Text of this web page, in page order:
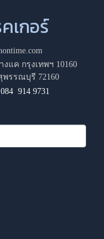
เกอร์
แค กรุงเทพฯ 10160
พรรณบุรี 72160
084 914 9731